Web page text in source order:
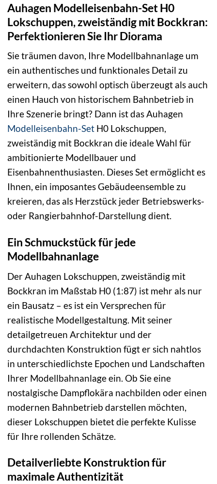
Auhagen Modelleisenbahn-Set H0
Lokschuppen, zweiständig mit Bockkran:
Perfektionieren Sie Ihr Diorama
Sie träumen davon, Ihre Modellbahnanlage um
ein authentisches und funktionales Detail zu
erweitern, das sowohl optisch überzeugt als auch
einen Hauch von historischem Bahnbetrieb in
Ihre Szenerie bringt? Dann ist das Auhagen
Modelleisenbahn-Set H0 Lokschuppen,
zweiständig mit Bockkran die ideale Wahl für
ambitionierte Modellbauer und
Eisenbahnenthusiasten. Dieses Set ermöglicht es
Ihnen, ein imposantes Gebäudeensemble zu
kreieren, das als Herzstück jeder Betriebswerks-
oder Rangierbahnhof-Darstellung dient.
Ein Schmuckstück für jede
Modellbahnanlage
Der Auhagen Lokschuppen, zweiständig mit
Bockkran im Maßstab H0 (1:87) ist mehr als nur
ein Bausatz – es ist ein Versprechen für
realistische Modellgestaltung. Mit seiner
detailgetreuen Architektur und der
durchdachten Konstruktion fügt er sich nahtlos
in unterschiedlichste Epochen und Landschaften
Ihrer Modellbahnanlage ein. Ob Sie eine
nostalgische Dampflokära nachbilden oder einen
modernen Bahnbetrieb darstellen möchten,
dieser Lokschuppen bietet die perfekte Kulisse
für Ihre rollenden Schätze.
Detailverliebte Konstruktion für
maximale Authentizität